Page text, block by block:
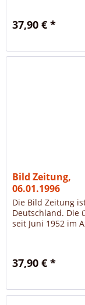
37,90 € *
Bild Zeitung,
06.01.1996
Die Bild Zeitung
Deutschland. Die
seit Juni 1952 im
37,90 € *